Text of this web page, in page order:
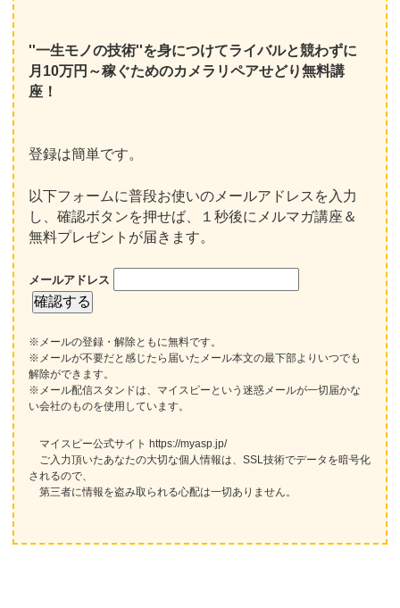
''一生モノの技術''を身につけてライバルと競わずに
月10万円～稼ぐためのカメラリペアせどり無料講
座！
登録は簡単です。
以下フォームに普段お使いのメールアドレスを入力
し、確認ボタンを押せば、１秒後にメルマガ講座＆
無料プレゼントが届きます。
メールアドレス
※メールの登録・解除ともに無料です。
※メールが不要だと感じたら届いたメール本文の最下部よりいつでも
解除ができます。
※メール配信スタンドは、マイスピーという迷惑メールが一切届かな
い会社のものを使用しています。
マイスピー公式サイト https://myasp.jp/
ご入力頂いたあなたの大切な個人情報は、SSL技術でデータを暗号化
されるので、
第三者に情報を盗み取られる心配は一切ありません。